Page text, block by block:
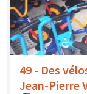
49 - Des
Jean-Pierre